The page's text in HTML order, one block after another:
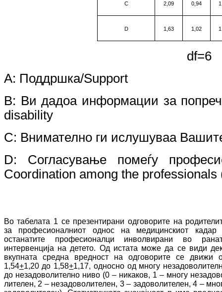
C 2,09 0,94
D 1,63 1,02
A: Поддршка/Support
B: Ви дадоа информации за
disability
C: Внимателно ги ислушуваа
D: Согласување помеѓу
Coordination among the professionals
Во табелата 1 се презентирани одговорите на
за професионалниот однос на ме­ди­цинскиот кадар
останатите про­фе­сио­нал­ци инволвирани во
интервенција на детето. Од истата може да се види
вкуп­­на­та средна вредност на одговорите се дви­­жи
1,54+1,20 до 1,58+1,17, односно од мно­гу­
до незадоволително ниво (0 –никаков, 1 – многу
ли­те­лен, 2 – незадоволителен, 3 – задоволителен, 4 –